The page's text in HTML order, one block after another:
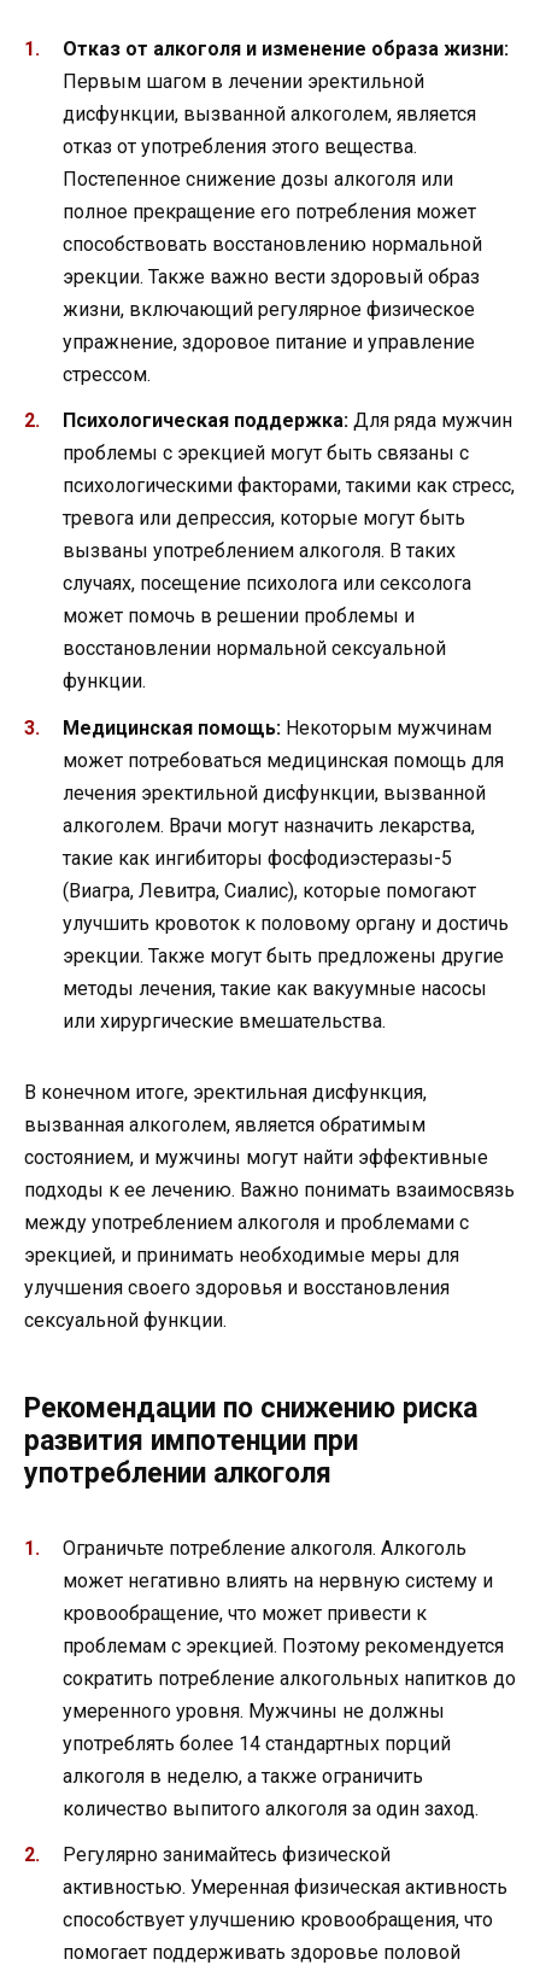
Отказ от алкоголя и изменение образа жизни:
Первым шагом в лечении эректильной
дисфункции, вызванной алкоголем, является
отказ от употребления этого вещества.
Постепенное снижение дозы алкоголя или
полное прекращение его потребления может
способствовать восстановлению нормальной
эрекции. Также важно вести здоровый образ
жизни, включающий регулярное физическое
упражнение, здоровое питание и управление
стрессом.
Психологическая поддержка: Для ряда мужчин
проблемы с эрекцией могут быть связаны с
психологическими факторами, такими как стресс,
тревога или депрессия, которые могут быть
вызваны употреблением алкоголя. В таких
случаях, посещение психолога или сексолога
может помочь в решении проблемы и
восстановлении нормальной сексуальной
функции.
Медицинская помощь: Некоторым мужчинам
может потребоваться медицинская помощь для
лечения эректильной дисфункции, вызванной
алкоголем. Врачи могут назначить лекарства,
такие как ингибиторы фосфодиэстеразы-5
(Виагра, Левитра, Сиалис), которые помогают
улучшить кровоток к половому органу и достичь
эрекции. Также могут быть предложены другие
методы лечения, такие как вакуумные насосы
или хирургические вмешательства.
В конечном итоге, эректильная дисфункция,
вызванная алкоголем, является обратимым
состоянием, и мужчины могут найти эффективные
подходы к ее лечению. Важно понимать взаимосвязь
между употреблением алкоголя и проблемами с
эрекцией, и принимать необходимые меры для
улучшения своего здоровья и восстановления
сексуальной функции.
Рекомендации по снижению риска
развития импотенции при
употреблении алкоголя
Ограничьте потребление алкоголя. Алкоголь
может негативно влиять на нервную систему и
кровообращение, что может привести к
проблемам с эрекцией. Поэтому рекомендуется
сократить потребление алкогольных напитков до
умеренного уровня. Мужчины не должны
употреблять более 14 стандартных порций
алкоголя в неделю, а также ограничить
количество выпитого алкоголя за один заход.
Регулярно занимайтесь физической
активностью. Умеренная физическая активность
способствует улучшению кровообращения, что
помогает поддерживать здоровье половой